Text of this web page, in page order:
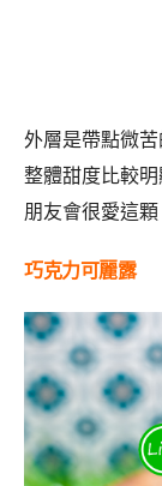
外層是帶點微
整體甜度比較
朋友會很愛這顆
巧克力可麗露